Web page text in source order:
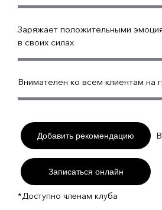
Заряжает положительными
в своих силах
Внимателен ко всем клиентам на
Добавить рекомендацию
Записаться онлайн
*Доступно членам клуба